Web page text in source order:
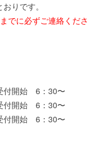
りです。
でに必ずご連絡くださ
受付開始 6：30〜
付開始 6：30〜
付開始 6：30〜